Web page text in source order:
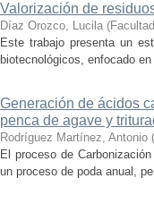
Valorización de
Díaz Orozco, Lucila (
Este trabajo presenta un
biotecnológicos, enfocado
Generación de ácidos
penca de agave y
Rodríguez Martínez, Antonio (
El proceso de
un proceso de poda anual,